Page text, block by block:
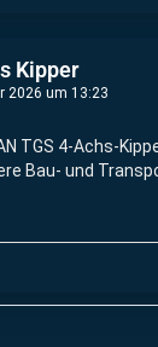
Kipper
2026 um 13:23
TGS 4-Achs-
Bau- und